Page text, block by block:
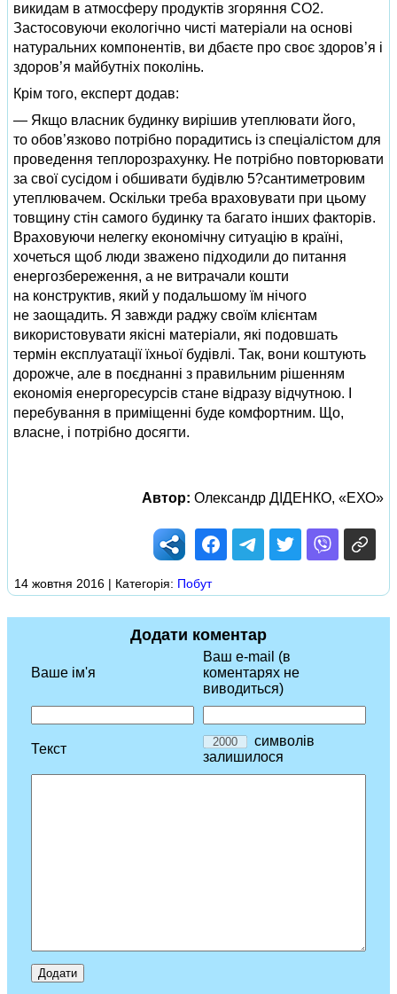
викидам в атмосферу продуктів згоряння CO2.
Застосовуючи екологічно чисті матеріали на основі
натуральних компонентів, ви дбаєте про своє здоров’я і
здоров’я майбутніх поколінь.
Крім того, експерт додав:
— Якщо власник будинку вирішив утеплювати його,
то обов’язково потрібно порадитись із спеціалістом для
проведення теплорозрахунку. Не потрібно повторювати
за свої сусідом і обшивати будівлю 5?сантиметровим
утеплювачем. Оскільки треба враховувати при цьому
товщину стін самого будинку та багато інших факторів.
Враховуючи нелегку економічну ситуацію в країні,
хочеться щоб люди зважено підходили до питання
енергозбереження, а не витрачали кошти
на конструктив, який у подальшому їм нічого
не заощадить. Я завжди раджу своїм клієнтам
використовувати якісні матеріали, які подовшать
термін експлуатації їхньої будівлі. Так, вони коштують
дорожче, але в поєднанні з правильним рішенням
економія енергоресурсів стане відразу відчутною. І
перебування в приміщенні буде комфортним. Що,
власне, і потрібно досягти.
Автор: Олександр ДІДЕНКО, «ЕХО»
14 жовтня 2016 | Категорія: Побут
Додати коментар
Ваше ім'я
Ваш e-mail (в
коментарях не
виводиться)
Текст
символів
залишилося